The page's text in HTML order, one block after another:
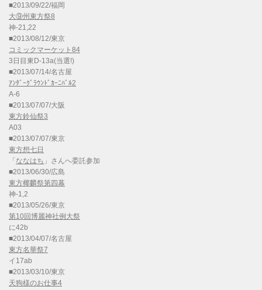
■2013/09/22/福岡
大⑨州東方祭8
神-21,22
■2013/08/12/東京
コミックマーケット84
3日目東D-13a(当選!)
■2013/07/14/名古屋
ｱﾝﾀﾞｰｸﾞﾗｳﾝﾄﾞｶｰﾆﾊﾞﾙ2
A-6
■2013/07/07/大阪
東方鈴仙祭3
A03
■2013/07/07/東京
東方想七日
「 ななはち 」さんへ委託参加
■2013/06/30/広島
東方椰麟祭第四幕
神-1,2
■2013/05/26/東京
第10回博麗神社例大祭
に42b
■2013/04/07/名古屋
東方名華祭7
イ17ab
■2013/03/10/東京
天狗様のお仕事4